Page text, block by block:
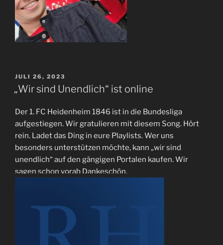
VERÖFFENTLICHT
AM
JULI 26, 2023
„Wir sind Unendlich“ ist online
Der 1. FC Heidenheim 1846 ist in die Bundesliga
aufgestiegen. Wir gratulieren mit diesem Song. Hört
rein. Ladet das Ding in eure Playlists. Wer uns
besonders unterstützen möchte, kann „wir sind
unendlich“ auf den gängigen Portalen kaufen. Wir
sagen schon vorab Dankeschön.